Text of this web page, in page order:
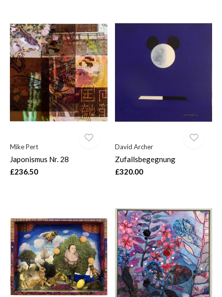
Mike Pert
Japonismus Nr. 28
£236.50
David Archer
Zufallsbegegnung
£320.00